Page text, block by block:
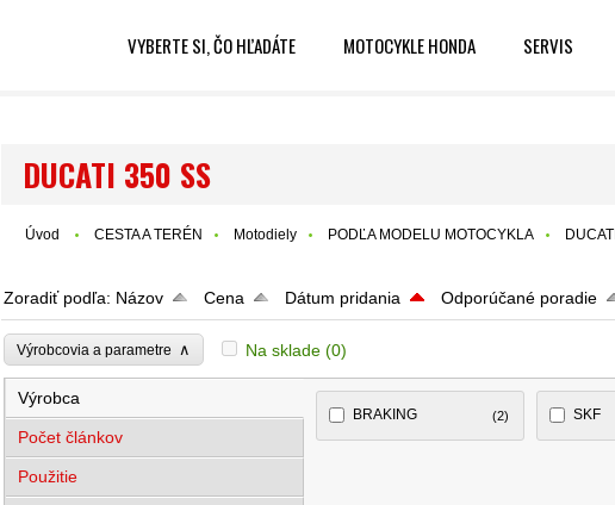
VYBERTE SI, ČO HĽADÁTE MOTOCYKLE HONDA SERVIS
DUCATI 350 SS
Úvod CESTA A TERÉN Motodiely PODĽA MODELU MOTOCYKLA DUCATI
Zoradiť podľa: Názov Cena Dátum pridania Odporúčané poradie
Výrobcovia a parametre ∧ Na sklade (0)
Výrobca
Počet článkov
Použitie
BRAKING (2) SKF